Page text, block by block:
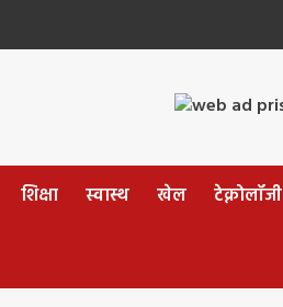
शिक्षा स्वास्थ खेल टेक्नोलॉजी